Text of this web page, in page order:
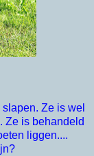
Ze is wel
Ze is behandeld
liggen....